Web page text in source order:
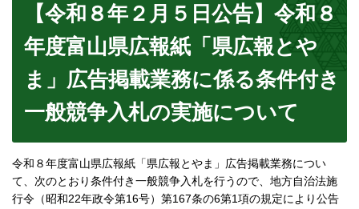
【令和８年２月５日公告】令和８
年度富山県広報紙「県広報とや
ま」広告掲載業務に係る条件付き
一般競争入札の実施について
令和８年度富山県広報紙「県広報とやま」広告掲載業務につい
て、次のとおり条件付き一般競争入札を行うので、地方自治法施
行令（昭和22年政令第16号）第167条の6第1項の規定により公告